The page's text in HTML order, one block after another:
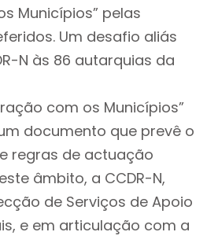
Municípios” pelas
Um desafio aliás
N às 86 autarquias da
com os Municípios”
documento que prevê o
regras de actuação
âmbito, a CCDR-N,
de Serviços de Apoio
e em articulação com a